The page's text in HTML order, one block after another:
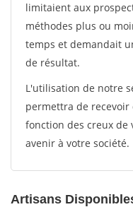
limitaient aux
méthodes plus ou
temps et demandait
de résultat.
L'utilisation de notre
permettra de recevoir
fonction des creux de
avenir à votre société.
Artisans